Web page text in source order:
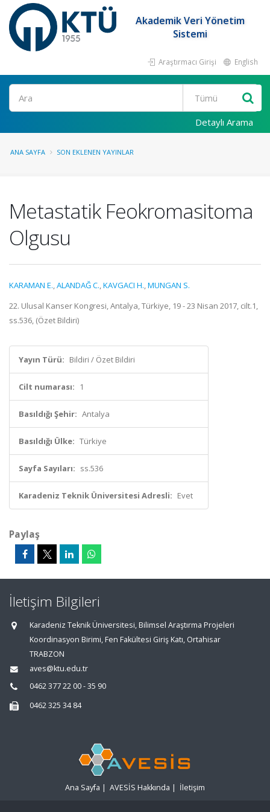
Akademik Veri Yönetim
Sistemi
Araştırmacı Girişi English
Ara
Detaylı Arama
ANA SAYFA SON EKLENEN YAYINLAR
Metastatik Feokromasitoma
Olgusu
KARAMAN E.,ALANDAĞ C.,KAVGACI H.,MUNGAN S.
22. Ulusal Kanser Kongresi, Antalya, Türkiye, 19 - 23 Nisan 2017, cilt.1,
ss.536, (Özet Bildiri)
Yayın Türü: Bildiri / Özet Bildiri
Cilt numarası: 1
Basıldığı Şehir: Antalya
Basıldığı Ülke: Türkiye
Sayfa Sayıları: ss.536
Karadeniz Teknik Üniversitesi Adresli: Evet
Paylaş
İletişim Bilgileri
Karadeniz Teknik Üniversitesi, Bilimsel Araştırma Projeleri
Koordinasyon Birimi, Fen Fakültesi Giriş Katı, Ortahisar
TRABZON
aves@ktu.edu.tr
0462 377 22 00 - 35 90
0462 325 34 84
Ana Sayfa | AVESİS Hakkında | İletişim